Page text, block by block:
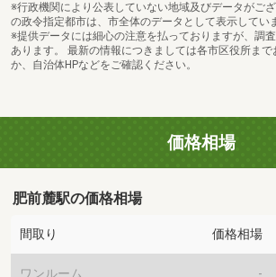
※行政機関により公表していない地域及びデータがご
の政令指定都市は、市全体のデータとして表示してい
※提供データには細心の注意を払っておりますが、調
あります。 最新の情報につきましては各市区役所まで
か、自治体HPなどをご確認ください。
価格相場
肥前麓駅の価格相場
間取り 価格相場
ワンルーム -